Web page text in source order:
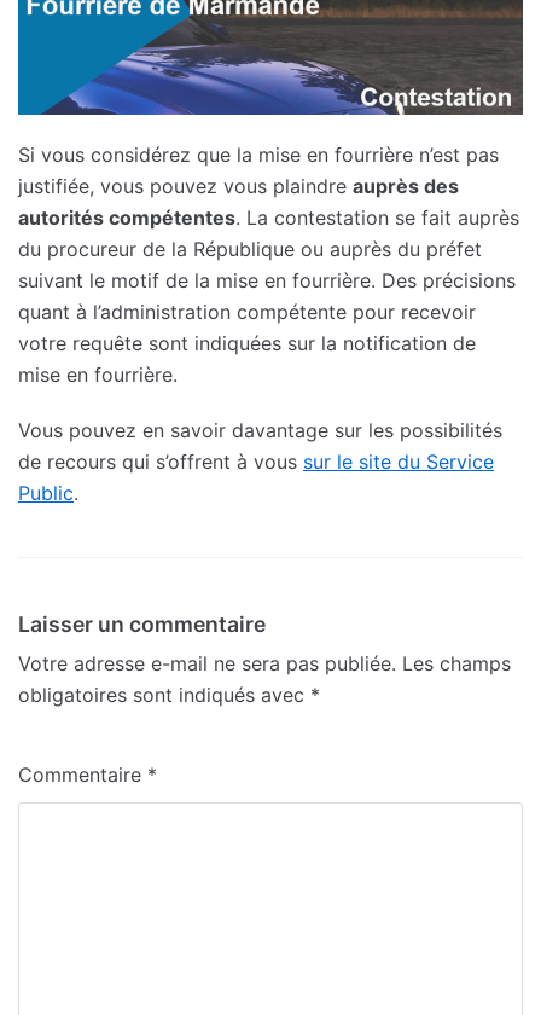
Si vous considérez que la mise en fourrière n’est pas
justifiée, vous pouvez vous plaindre auprès des
autorités compétentes. La contestation se fait auprès
du procureur de la République ou auprès du préfet
suivant le motif de la mise en fourrière. Des précisions
quant à l’administration compétente pour recevoir
votre requête sont indiquées sur la notification de
mise en fourrière.
Vous pouvez en savoir davantage sur les possibilités
de recours qui s’offrent à vous sur le site du Service
Public.
Laisser un commentaire
Votre adresse e-mail ne sera pas publiée. Les champs
obligatoires sont indiqués avec *
Commentaire *